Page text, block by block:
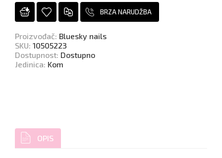
BRZA NARUDŽBA
Proizvođač: Bluesky nails
SKU: 10505223
Dostupnost: Dostupno
Jedinica: Kom
OPIS